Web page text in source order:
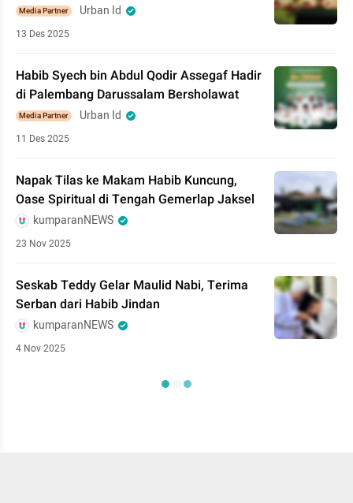
Media Partner Urban Id
13 Des 2025
Habib Syech bin Abdul Qodir Assegaf Hadir
di Palembang Darussalam Bersholawat
Media Partner Urban Id
11 Des 2025
Napak Tilas ke Makam Habib Kuncung,
Oase Spiritual di Tengah Gemerlap Jaksel
kumparanNEWS
23 Nov 2025
Seskab Teddy Gelar Maulid Nabi, Terima
Serban dari Habib Jindan
kumparanNEWS
4 Nov 2025